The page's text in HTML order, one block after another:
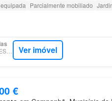
Parcialmente mobiliado
LUXURYESTATE Ver imóvel
€